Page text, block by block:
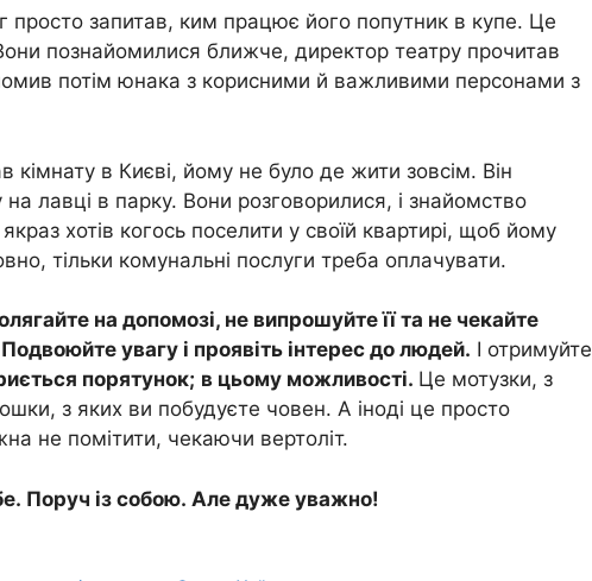
запитав, ким працює його попутник в купе. Це
познайомилися ближче, директор театру прочитав
потім юнака з корисними й важливими персонами з
в Києві, йому не було де жити зовсім. Він
на лавці в парку. Вони розговорилися, і знайомство
хотів когось поселити у своїй квартирі, щоб йому
тільки комунальні послуги треба оплачувати.
на допомозі, не випрошуйте її та не чекайте
Подвоюйте увагу і проявіть інтерес до людей. І отримуйте
порятунок; в цьому можливості. Це мотузки, з
з яких ви побудуєте човен. А іноді це просто
не помітити, чекаючи вертоліт.
Поруч із собою. Але дуже уважно!